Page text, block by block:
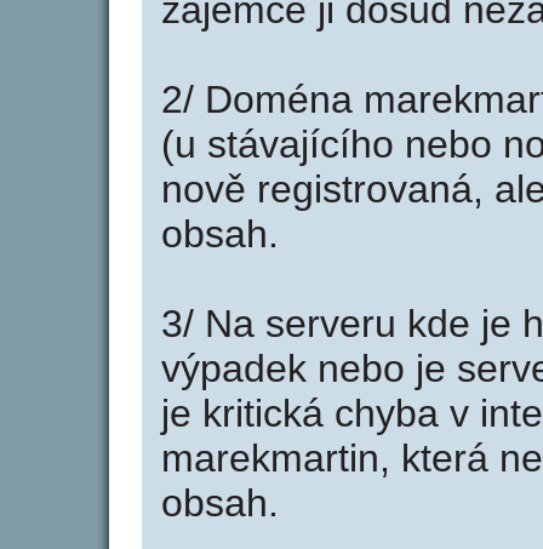
zájemce ji dosud
2/ Doména
(u stávajícího nebo
nově registrovaná,
obsah.
3/ Na serveru kde je
výpadek nebo je
je kritická chyba v
marekmartin, která
obsah.